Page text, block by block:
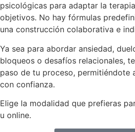
psicológicas para adaptar la
objetivos. No hay fórmulas
una construcción colaborativa e
Ya sea para abordar ansiedad,
bloqueos o desafíos relacionales,
paso de tu proceso, permitiéndote
con confianza.
Elige la modalidad que prefieras
u online.